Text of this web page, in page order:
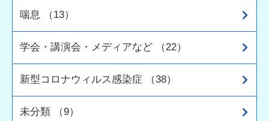
喘息 （13）
学会・講演会・メディアなど （22）
新型コロナウィルス感染症 （38）
未分類 （9）